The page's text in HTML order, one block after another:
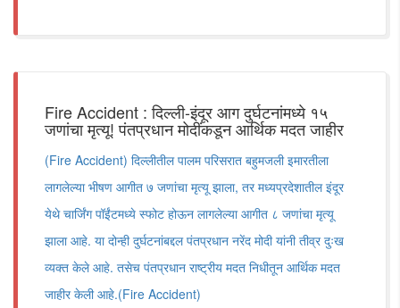
Fire Accident : दिल्ली-इंदूर आग दुर्घटनांमध्ये १५
जणांचा मृत्यू! पंतप्रधान मोदींकडून आर्थिक मदत जाहीर
(Fire Accident) दिल्लीतील पालम परिसरात बहुमजली इमारतीला
लागलेल्या भीषण आगीत ७ जणांचा मृत्यू झाला, तर मध्यप्रदेशातील इंदूर
येथे चार्जिंग पॉईंटमध्ये स्फोट होऊन लागलेल्या आगीत ८ जणांचा मृत्यू
झाला आहे. या दोन्ही दुर्घटनांबद्दल पंतप्रधान नरेंद मोदी यांनी तीव्र दुःख
व्यक्त केले आहे. तसेच पंतप्रधान राष्ट्रीय मदत निधीतून आर्थिक मदत
जाहीर केली आहे.(Fire Accident)